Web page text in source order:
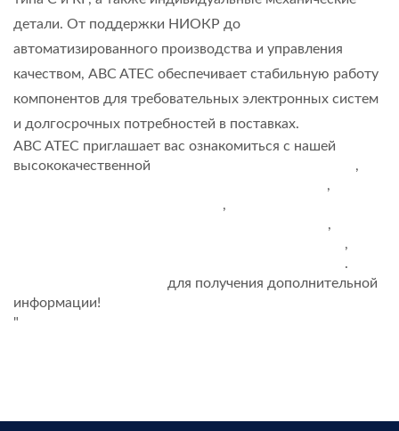
детали. От поддержки НИОКР до
автоматизированного производства и управления
качеством, ABC ATEC обеспечивает стабильную работу
компонентов для требовательных электронных систем
и долгосрочных потребностей в поставках.
ABC ATEC приглашает вас ознакомиться с нашей
высококачественной
,
,
,
,
,
.
для получения дополнительной
информации!
"